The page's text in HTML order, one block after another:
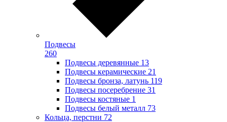
Подвесы
260
Подвесы деревянные 13
Подвесы керамические 21
Подвесы бронза, латунь 119
Подвесы посеребрение 31
Подвесы костяные 1
Подвесы белый металл 73
Кольца, перстни 72